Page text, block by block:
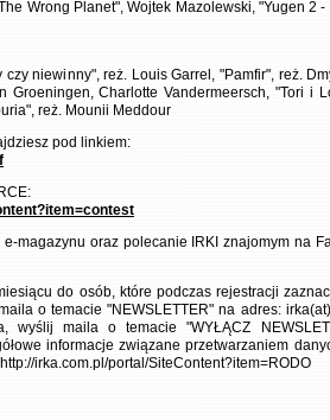
Wrong Planet", Wojtek Mazolewski, "Yugen 2
niewinny", reż. Louis Garrel, "Pamfir", reż.
Groeningen, Charlotte Vandermeersch, "Tori i
reż. Mounii Meddour
pod linkiem:
magazynu oraz polecanie IRKI znajomym na
do osób, które podczas rejestracji
o temacie "NEWSLETTER" na adres:
wyślij maila o temacie "WYŁĄCZ
informacje związane przetwarzaniem
irka.com.pl/portal/SiteContent?item=RODO